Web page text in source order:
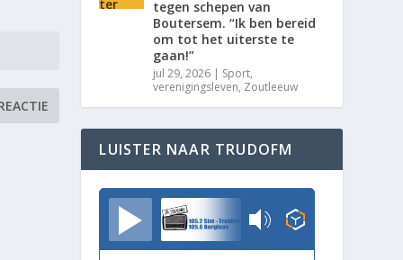
tegen schepen van
Boutersem. “Ik ben bereid
om tot het uiterste te
gaan!”
jul 29, 2026 | Sport,
verenigingsleven, Zoutleeuw
LUISTER NAAR TRUDOFM
TrudoFM